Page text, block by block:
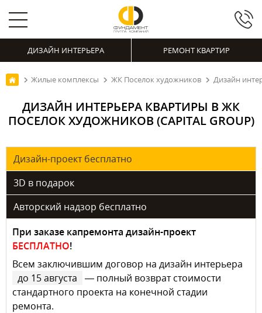
ДИЗАЙН ИНТЕРЬЕРА РЕМОНТ КВАРТИР
Жилые комплексы ЖК Поселок художников Дизайн
ДИЗАЙН ИНТЕРЬЕРА КВАРТИРЫ В ЖК
ПОСЕЛОК ХУДОЖНИКОВ (CAPITAL GROUP)
Дизайн-проект бесплатно
3D в подарок
Авторский надзор бесплатно
При заказе капремонта дизайн-проект
БЕСПЛАТНО!
Всем заключившим договор на дизайн интерьера
до 15 августа
— полный возврат стоимости
стандартного проекта на конечной стадии
ремонта.